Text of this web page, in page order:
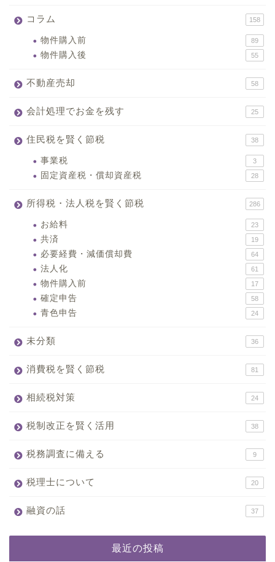
コラム 158
物件購入前 89
物件購入後 55
不動産売却 58
会計処理でお金を残す 25
住民税を賢く節税 38
事業税 3
固定資産税・償却資産税 28
所得税・法人税を賢く節税 286
お給料 23
共済 19
必要経費・減価償却費 64
法人化 61
物件購入前 17
確定申告 58
青色申告 24
未分類 36
消費税を賢く節税 81
相続税対策 24
税制改正を賢く活用 38
税務調査に備える 9
税理士について 20
融資の話 37
最近の投稿